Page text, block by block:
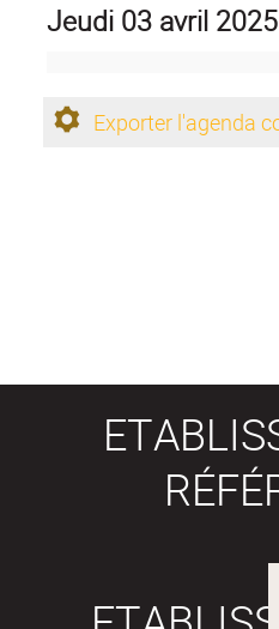
jeudi 03 avril 2025
Exporter l'agenda